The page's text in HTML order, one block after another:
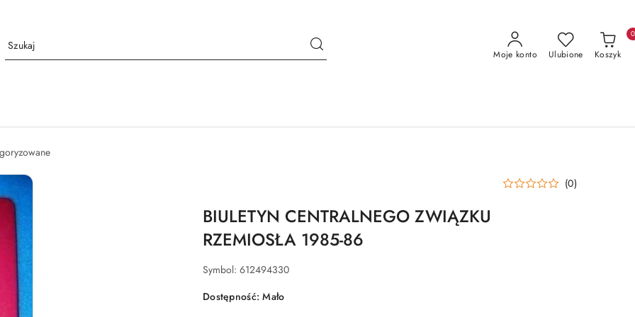
Moje konto Ulubione Koszyk
0
(0)
BIULETYN CENTRALNEGO ZWIĄZKU
RZEMIOSŁA 1985-86
Symbol: 612494330
Dostępność:Mało